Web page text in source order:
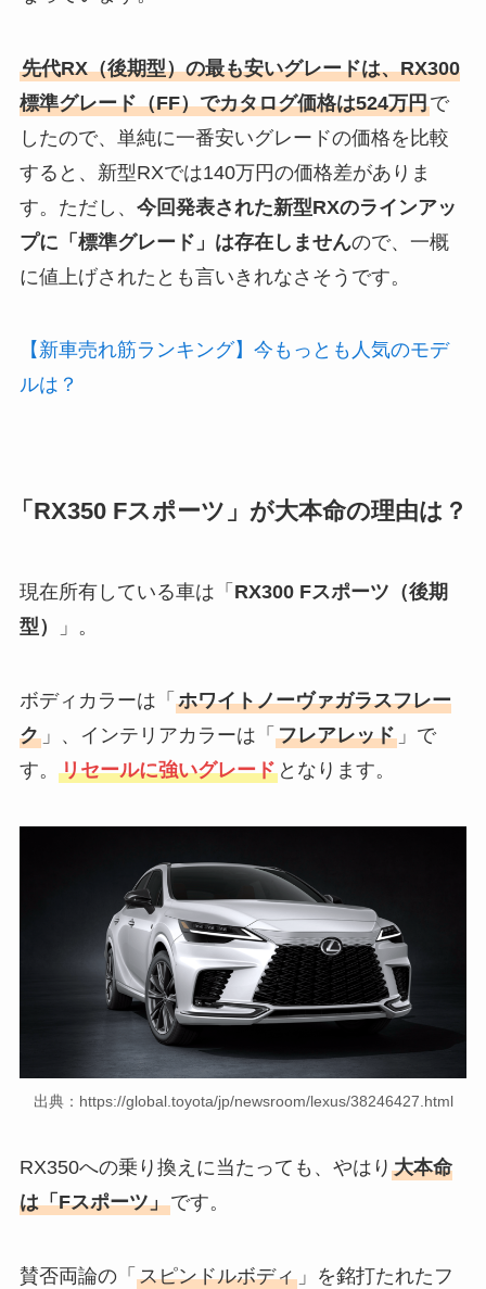
先代RX（後期型）の最も安いグレードは、RX300
標準グレード（FF）でカタログ価格は524万円で
したので、単純に一番安いグレードの価格を比較
すると、新型RXでは140万円の価格差がありま
す。ただし、 今回発表された新型RXのラインアッ
プに「標準グレード」は存在しませんので、一概
に値上げされたとも言いきれなさそうです。
【新車売れ筋ランキング】今もっとも人気のモデ
ルは？
「RX350 Fスポーツ」が大本命の理由は？
現在所有している車は「 RX300 Fスポーツ（後期
型）
」。
ボディカラーは「 ホワイトノーヴァガラスフレー
ク」、インテリアカラーは「 フレアレッド」で
す。 リセールに強いグレードとなります。
出典：https://global.toyota/jp/newsroom/lexus/38246427.html
RX350への乗り換えに当たっても、やはり 大本命
は「Fスポーツ」です。
賛否両論の「 スピンドルボディ」を銘打たれたフ